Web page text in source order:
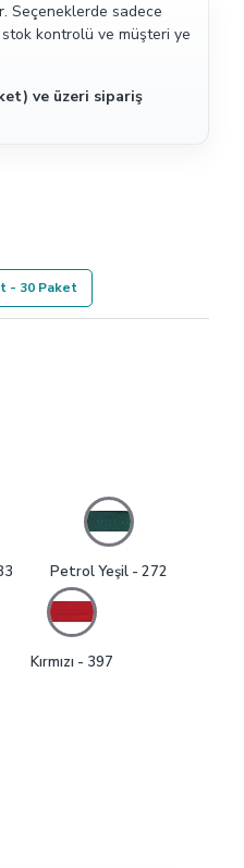
Seçeneklerde sadece
kontrolü ve müşteri ye
ve üzeri sipariş
- 30 Paket
Petrol Yeşil - 272
Kırmızı - 397